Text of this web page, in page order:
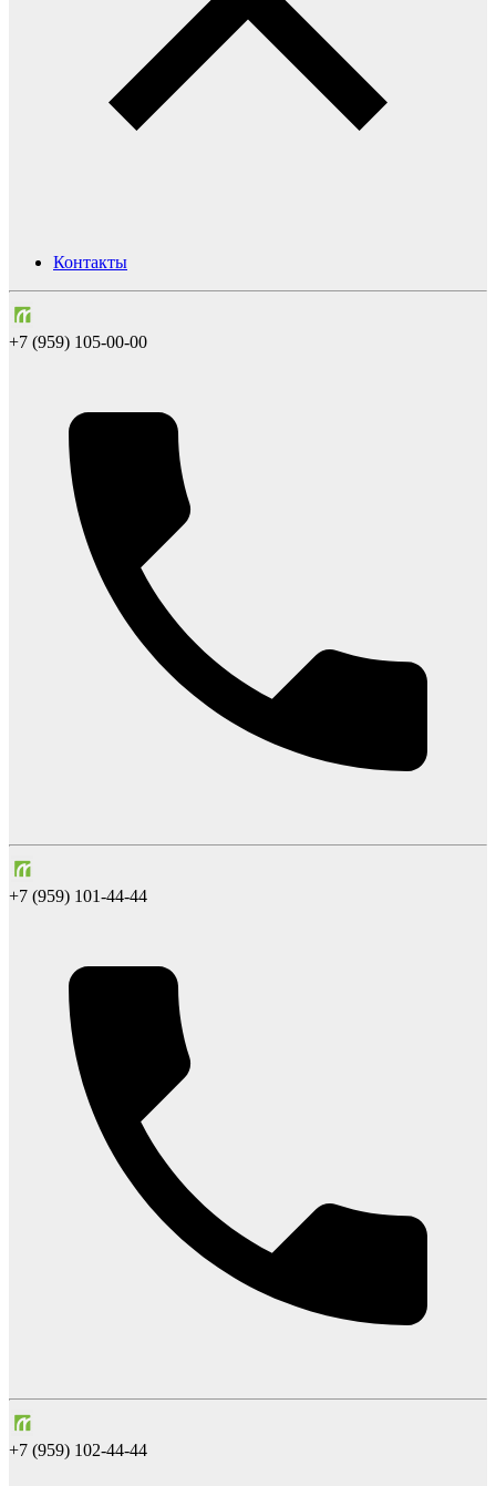
Контакты
+7 (959) 105-00-00
+7 (959) 101-44-44
+7 (959) 102-44-44